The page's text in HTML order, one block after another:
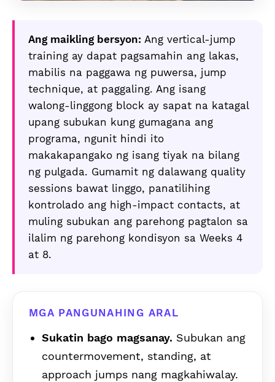
Ang maikling bersyon: Ang vertical-jump
training ay dapat pagsamahin ang lakas,
mabilis na paggawa ng puwersa, jump
technique, at paggaling. Ang isang
walong-linggong block ay sapat na katagal
upang subukan kung gumagana ang
programa, ngunit hindi ito
makakapangako ng isang tiyak na bilang
ng pulgada. Gumamit ng dalawang quality
sessions bawat linggo, panatilihing
kontrolado ang high-impact contacts, at
muling subukan ang parehong pagtalon sa
ilalim ng parehong kondisyon sa Weeks 4
at 8.
MGA PANGUNAHING ARAL
Sukatin bago magsanay. Subukan ang
countermovement, standing, at
approach jumps nang magkahiwalay.